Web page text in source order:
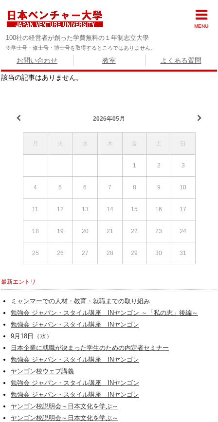
100社の経営者が創った学費無料の１年制志立大學
※学士号・修士号・博士号を取得するところではありません。
お問い合わせ 教室 よくある質問
該当の記事はありません。
2026年05月
月 火 水 木 金 土 日
1 2 3
4 5 6 7 8 9 10
11 12 13 14 15 16 17
18 19 20 21 22 23 24
25 26 27 28 29 30 31
最新エントリ
ミャンマーでの人材・教育・就職までの取り組み
勉強会 ジャパン・スタイル講座 INヤンゴン ～「私の志」後編～
勉強会 ジャパン・スタイル講座 INヤンゴン
9月18日（水）
日本企業に就職が決まった学生のための内定者セミナー
勉強会 ジャパン・スタイル講座 INヤンゴン
ヤンゴン校ウェブ講義
勉強会 ジャパン・スタイル講座 INヤンゴン
勉強会 ジャパン・スタイル講座 INヤンゴン
ヤンゴン校説明会～日本文化を学ぶ～
ヤンゴン校説明会～日本文化を学ぶ～
MENU